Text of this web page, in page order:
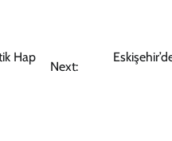
Hap
Next: